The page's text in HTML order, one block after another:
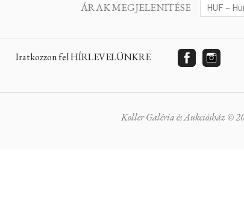
ÁRAK MEGJELENITÉSE
Iratkozzon fel HÍRLEVELÜNKRE
Koller Galéria és Aukciósház ©